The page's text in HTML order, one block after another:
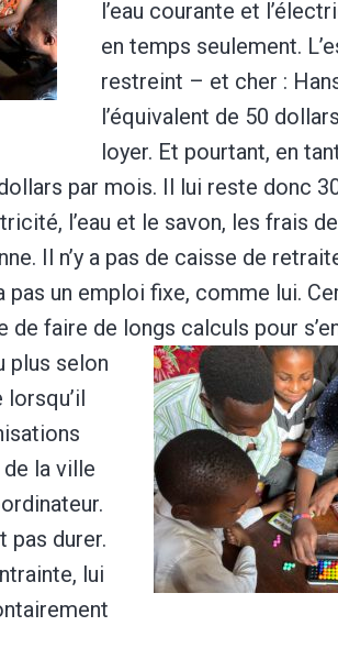
l’eau courante et
en temps seulement.
restreint – et cher :
l’équivalent de 50
loyer. Et pourtant, en
par mois. Il lui reste donc
l’eau et le savon, les frais
Il n’y a pas de caisse de
pas un emploi fixe, comme lui.
de faire de longs calculs pour
plus selon
la ville
pas durer.
lui